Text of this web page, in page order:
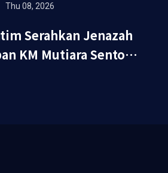
Thu 08, 2026
Serahkan Jenazah
KM Mutiara Sentosa